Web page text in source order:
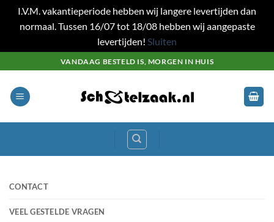
I.V.M. vakantieperiode hebben wij langere levertijden dan
normaal. Tussen 16/07 tot 18/08 hebben wij aangepaste
levertijden! Sluiten
naar
inhoud
VANDAAG BESTELD IS, MORGEN IN HUIS
CONTACT
VEEL GESTELDE VRAGEN